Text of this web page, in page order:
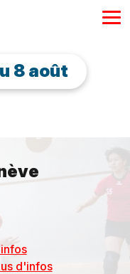
8 août
d'infos